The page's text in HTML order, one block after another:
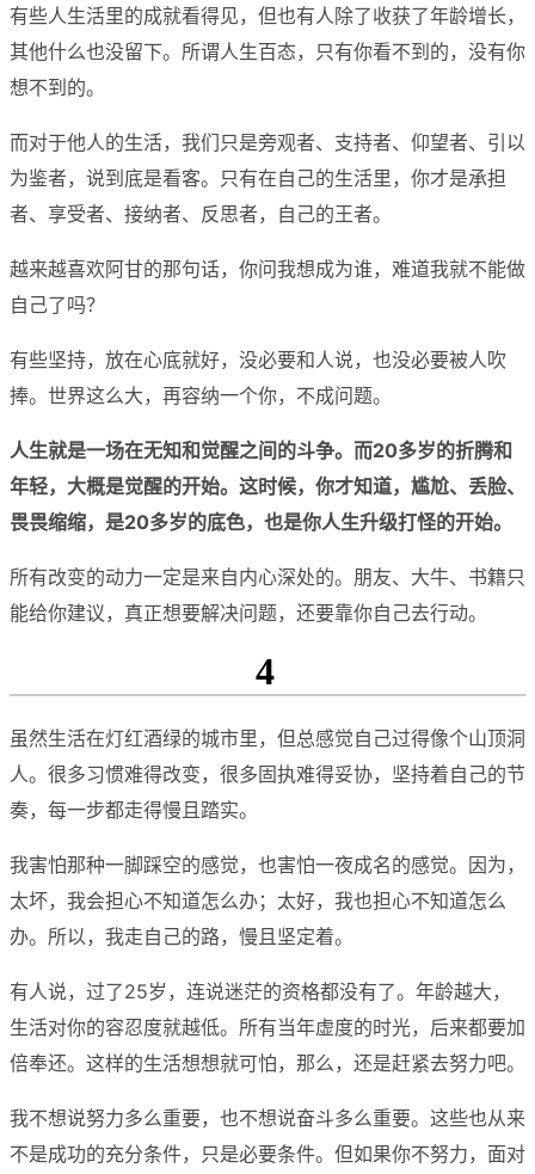
有些人生活里的成就看得见，但也有人除了收获了年龄增长，
其他什么也没留下。所谓人生百态，只有你看不到的，没有你
想不到的。
而对于他人的生活，我们只是旁观者、支持者、仰望者、引以
为鉴者，说到底是看客。只有在自己的生活里，你才是承担
者、享受者、接纳者、反思者，自己的王者。
越来越喜欢阿甘的那句话，你问我想成为谁，难道我就不能做
自己了吗？
有些坚持，放在心底就好，没必要和人说，也没必要被人吹
捧。世界这么大，再容纳一个你，不成问题。
人生就是一场在无知和觉醒之间的斗争。而20多岁的折腾和
年轻，大概是觉醒的开始。这时候，你才知道，尴尬、丢脸、
畏畏缩缩，是20多岁的底色，也是你人生升级打怪的开始。
所有改变的动力一定是来自内心深处的。朋友、大牛、书籍只
能给你建议，真正想要解决问题，还要靠你自己去行动。
4
虽然生活在灯红酒绿的城市里，但总感觉自己过得像个山顶洞
人。很多习惯难得改变，很多固执难得妥协，坚持着自己的节
奏，每一步都走得慢且踏实。
我害怕那种一脚踩空的感觉，也害怕一夜成名的感觉。因为，
太坏，我会担心不知道怎么办；太好，我也担心不知道怎么
办。所以，我走自己的路，慢且坚定着。
有人说，过了25岁，连说迷茫的资格都没有了。年龄越大，
生活对你的容忍度就越低。所有当年虚度的时光，后来都要加
倍奉还。这样的生活想想就可怕，那么，还是赶紧去努力吧。
我不想说努力多么重要，也不想说奋斗多么重要。这些也从来
不是成功的充分条件，只是必要条件。但如果你不努力，面对